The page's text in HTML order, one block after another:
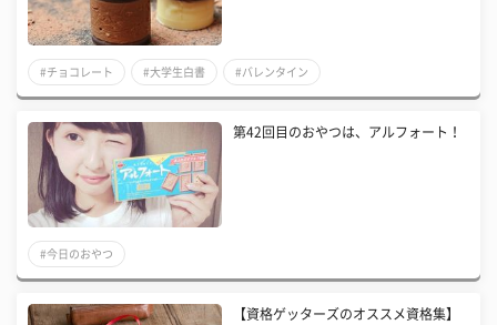
#チョコレート #大学生白書 #バレンタイン
第42回目のおやつは、アルフォート！
#今日のおやつ
【資格ゲッターズのオススメ資格集】